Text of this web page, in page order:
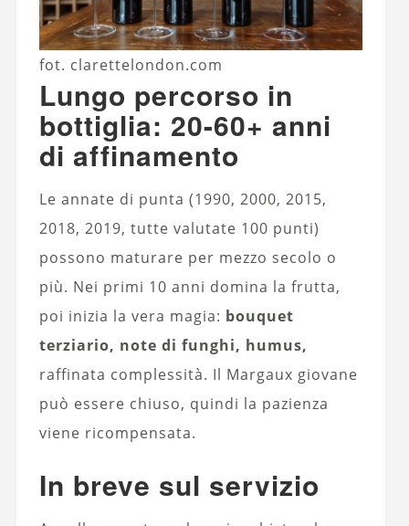
fot. clarettelondon.com
Lungo percorso in
bottiglia: 20-60+ anni
di affinamento
Le annate di punta (1990, 2000, 2015,
2018, 2019, tutte valutate 100 punti)
possono maturare per mezzo secolo o
più. Nei primi 10 anni domina la frutta,
poi inizia la vera magia: bouquet
terziario, note di funghi, humus,
raffinata complessità. Il Margaux giovane
può essere chiuso, quindi la pazienza
viene ricompensata.
In breve sul servizio